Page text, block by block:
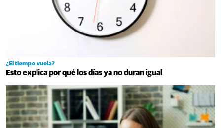
¿El tiempo vuela?
Esto explica por qué los días ya no duran igual